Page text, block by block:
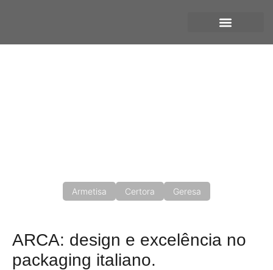
Armetisa Certora Geresa
ARCA: design e excelência no
packaging italiano.